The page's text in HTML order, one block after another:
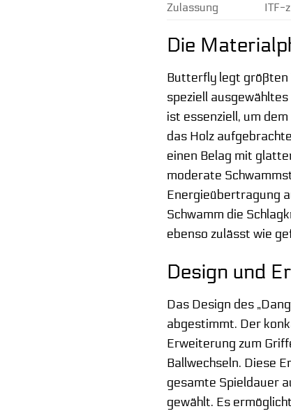
Zulassung
ITF-
Die
Butterfly legt größten
speziell
ist essenziell, um
das Holz
einen Belag mit
moderate
Energieübertragung
Schwamm die
ebenso zulässt wie
Design und
Das Design des
abgestimmt. Der
Erweiterung zum
Ballwechseln. Diese
gesamte Spieldauer
gewählt. Es